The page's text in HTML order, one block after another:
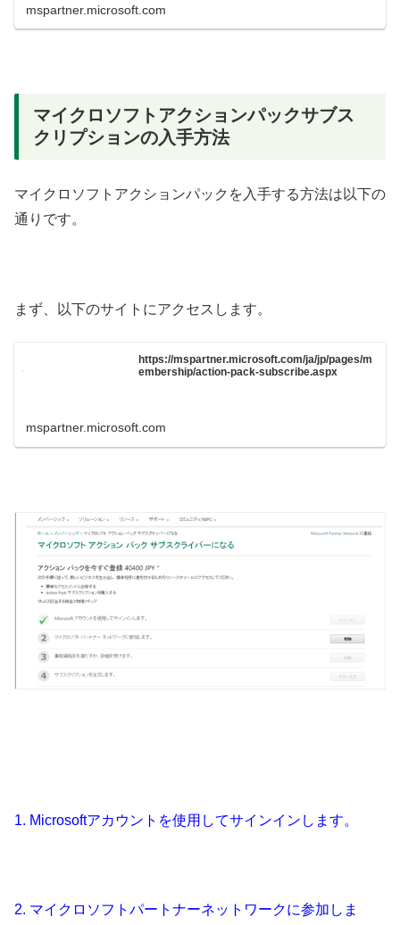
mspartner.microsoft.com
マイクロソフトアクションパックサブス
クリプションの入手方法
マイクロソフトアクションパックを入手する方法は以下の
通りです。
まず、以下のサイトにアクセスします。
https://mspartner.microsoft.com/ja/jp/pages/m
embership/action-pack-subscribe.aspx
mspartner.microsoft.com
1. Microsoftアカウントを使用してサインインします。
2. マイクロソフトパートナーネットワークに参加しま